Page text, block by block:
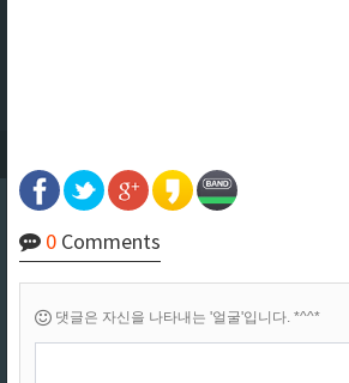
0 Comments
댓글은 자신을 나타내는 '얼굴'입니다. *^^*